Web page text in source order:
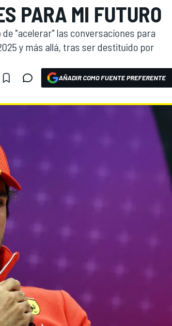
PARA MI FUTURO
"acelerar" las conversaciones para
y más allá, tras ser destituido por
AÑADIR COMO FUENTE PREFERENTE